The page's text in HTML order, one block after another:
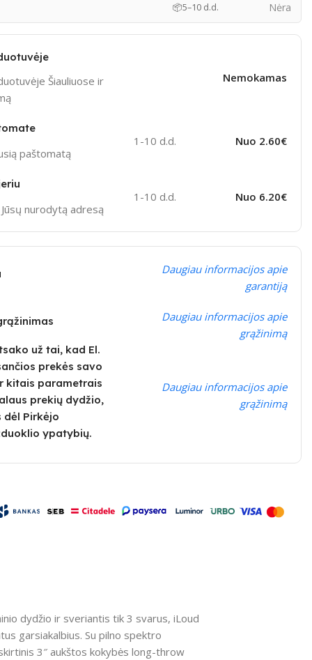
📦5–10 d.d. Nėra
Šiauliuose ir
Nemokamas
paštomatą
1-10 d.d. Nuo 2.60€
nurodytą adresą
1-10 d.d. Nuo 6.20€
Daugiau informacijos apie
garantiją
Daugiau informacijos apie
grąžinimą
už tai, kad El.
prekės savo
kitais parametrais
prekių dydžio,
Pirkėjo
ypatybių.
Daugiau informacijos apie
grąžinimą
dydžio ir sveriantis tik 3 svarus, iLoud
garsiakalbius. Su pilno spektro
3″ aukštos kokybės long-throw